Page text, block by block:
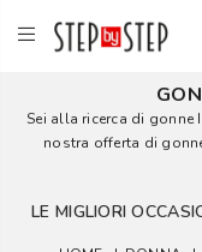
Sei alla ricerca di
nostra offerta di
LE MIGLIORI